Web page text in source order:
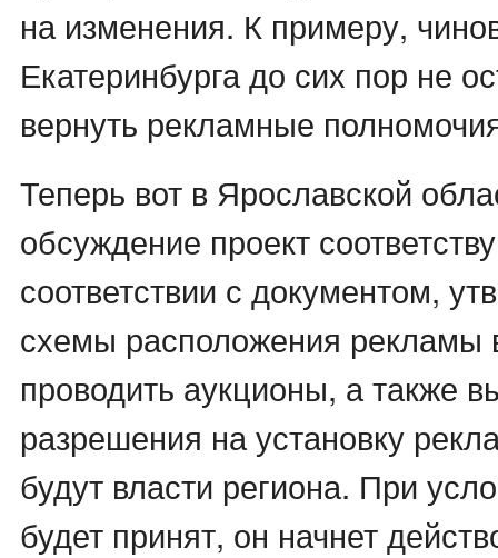
на изменения. К примеру,
Екатеринбурга до сих пор не
вернуть рекламные
Теперь вот в Ярославской
обсуждение проект
соответствии с документом,
схемы расположения рекламы
проводить аукционы, а также
разрешения на установку
будут власти региона. При
будет принят, он начнет